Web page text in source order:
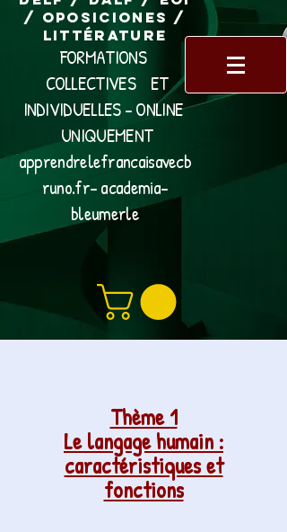
/ Oposiciones /
Littérature
FORMATIONS
COLLECTIVES ET
INDIVIDUELLES - ONLINE
UNIQUEMENT
apprendrelefrancaisavecb
runo.fr- academia-
bleumerle
Thème 1
Le langage humain :
caractéristiques et
fonctions